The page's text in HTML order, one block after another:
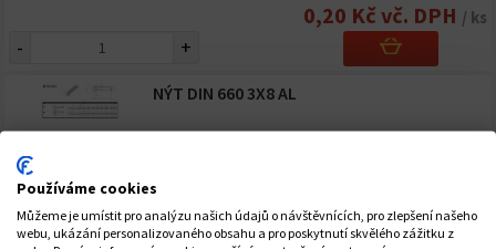
0,20 Kč vč. DPH / ks
- +
NÝT DIN 660 3X8 AL
Skladem do 24h:
Skladem do 72h:
Balení:5000ks(1)
0,32 Kč vč. DPH/ ks
Používáme cookies
Můžeme je umístit pro analýzu našich údajů o návštěvnících, pro zlepšení našeho
webu, ukázání personalizovaného obsahu a pro poskytnutí skvělého zážitku z